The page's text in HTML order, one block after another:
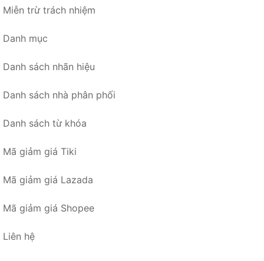
Miễn trừ trách nhiệm
Danh mục
Danh sách nhãn hiệu
Danh sách nhà phân phối
Danh sách từ khóa
Mã giảm giá Tiki
Mã giảm giá Lazada
Mã giảm giá Shopee
Liên hệ